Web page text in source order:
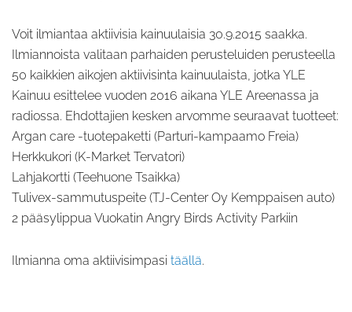
Voit ilmiantaa aktiivisia kainuulaisia 30.9.2015 saakka.
Ilmiannoista valitaan parhaiden perusteluiden perusteella
50 kaikkien aikojen aktiivisinta kainuulaista, jotka YLE
Kainuu esittelee vuoden 2016 aikana YLE Areenassa ja
radiossa. Ehdottajien kesken arvomme seuraavat tuotteet:
Argan care -tuotepaketti (Parturi-kampaamo Freia)
Herkkukori (K-Market Tervatori)
Lahjakortti (Teehuone Tsaikka)
Tulivex-sammutuspeite (TJ-Center Oy Kemppaisen auto)
2 pääsylippua Vuokatin Angry Birds Activity Parkiin
Ilmianna oma aktiivisimpasi täällä.